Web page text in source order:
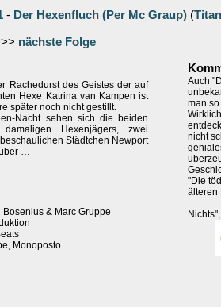
- Der Hexenfluch (Per Mc Graup) (
nächste Folge
Rachedurst des Geistes der auf
Hexe Katrina van Kampen ist
später noch nicht gestillt.
Nacht sehen sich die beiden
Hexenjägers, zwei
Städtchen Newport
…
Bosenius & Marc Gruppe
Monoposto
Auch
man
nicht
"Die
älteren